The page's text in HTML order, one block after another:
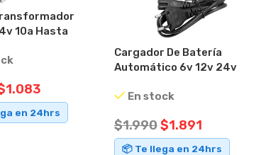
10a Hasta
1.083
en 24hrs
Cargador De Batería
Automático 6v 12v 24v
En stock
$1.990$1.891
📦 Te llega en 24hrs